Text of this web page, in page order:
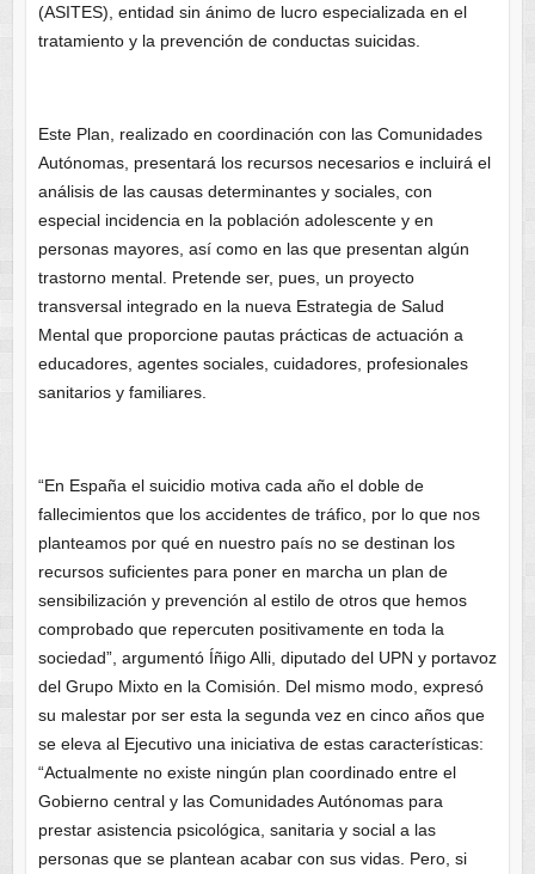
(ASITES), entidad sin ánimo de lucro especializada en el
tratamiento y la prevención de conductas suicidas.
Este Plan, realizado en coordinación con las Comunidades
Autónomas, presentará los recursos necesarios e incluirá el
análisis de las causas determinantes y sociales, con
especial incidencia en la población adolescente y en
personas mayores, así como en las que presentan algún
trastorno mental. Pretende ser, pues, un proyecto
transversal integrado en la nueva Estrategia de Salud
Mental que proporcione pautas prácticas de actuación a
educadores, agentes sociales, cuidadores, profesionales
sanitarios y familiares.
“En España el suicidio motiva cada año el doble de
fallecimientos que los accidentes de tráfico, por lo que nos
planteamos por qué en nuestro país no se destinan los
recursos suficientes para poner en marcha un plan de
sensibilización y prevención al estilo de otros que hemos
comprobado que repercuten positivamente en toda la
sociedad”, argumentó Íñigo Alli, diputado del UPN y portavoz
del Grupo Mixto en la Comisión. Del mismo modo, expresó
su malestar por ser esta la segunda vez en cinco años que
se eleva al Ejecutivo una iniciativa de estas características:
“Actualmente no existe ningún plan coordinado entre el
Gobierno central y las Comunidades Autónomas para
prestar asistencia psicológica, sanitaria y social a las
personas que se plantean acabar con sus vidas. Pero, si